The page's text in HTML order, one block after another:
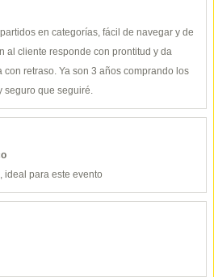
en categorías, fácil de navegar y de
al cliente responde con prontitud y da
retraso. Ya son 3 años comprando los
seguro que seguiré.
ideal para este evento